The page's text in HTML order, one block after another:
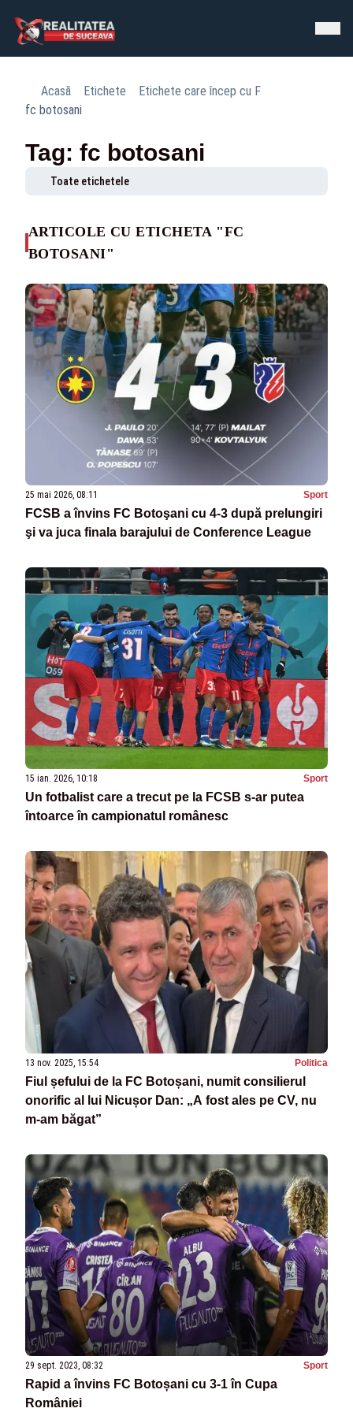
Acasă Etichete
Etichete care încep cu F
fc botosani
Tag: fc botosani
Toate etichetele
ARTICOLE CU ETICHETA "FC
BOTOSANI"
25 mai 2026, 08:11 Sport
FCSB a învins FC Botoşani cu 4-3 după prelungiri
şi va juca finala barajului de Conference League
15 ian. 2026, 10:18 Sport
Un fotbalist care a trecut pe la FCSB s-ar putea
întoarce în campionatul românesc
13 nov. 2025, 15:54 Politica
Fiul șefului de la FC Botoșani, numit consilierul
onorific al lui Nicușor Dan: „A fost ales pe CV, nu
m-am băgat”
29 sept. 2023, 08:32 Sport
Rapid a învins FC Botoșani cu 3-1 în Cupa
României